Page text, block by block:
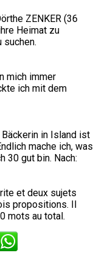
ZENKER (36
Heimat zu
suchen.
mich immer
ich mit dem
in Island ist
mache ich, was
30 gut bin. Nach:
et deux sujets
propositions. Il
mots au total.